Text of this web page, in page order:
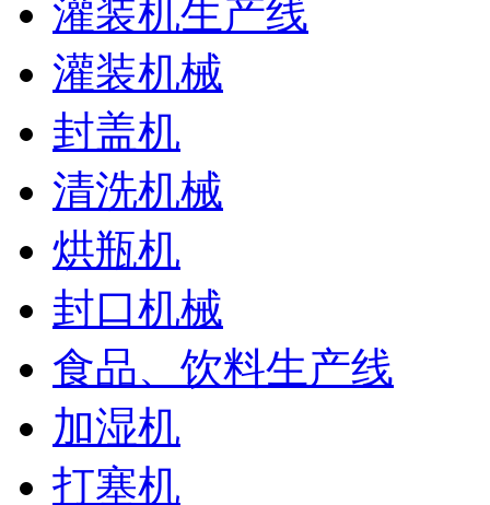
灌装机生产线
灌装机械
封盖机
清洗机械
烘瓶机
封口机械
食品、饮料生产线
加湿机
打塞机